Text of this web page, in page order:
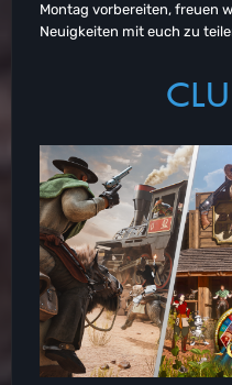
Montag vorbereiten, freuen
Neuigkeiten mit euch zu